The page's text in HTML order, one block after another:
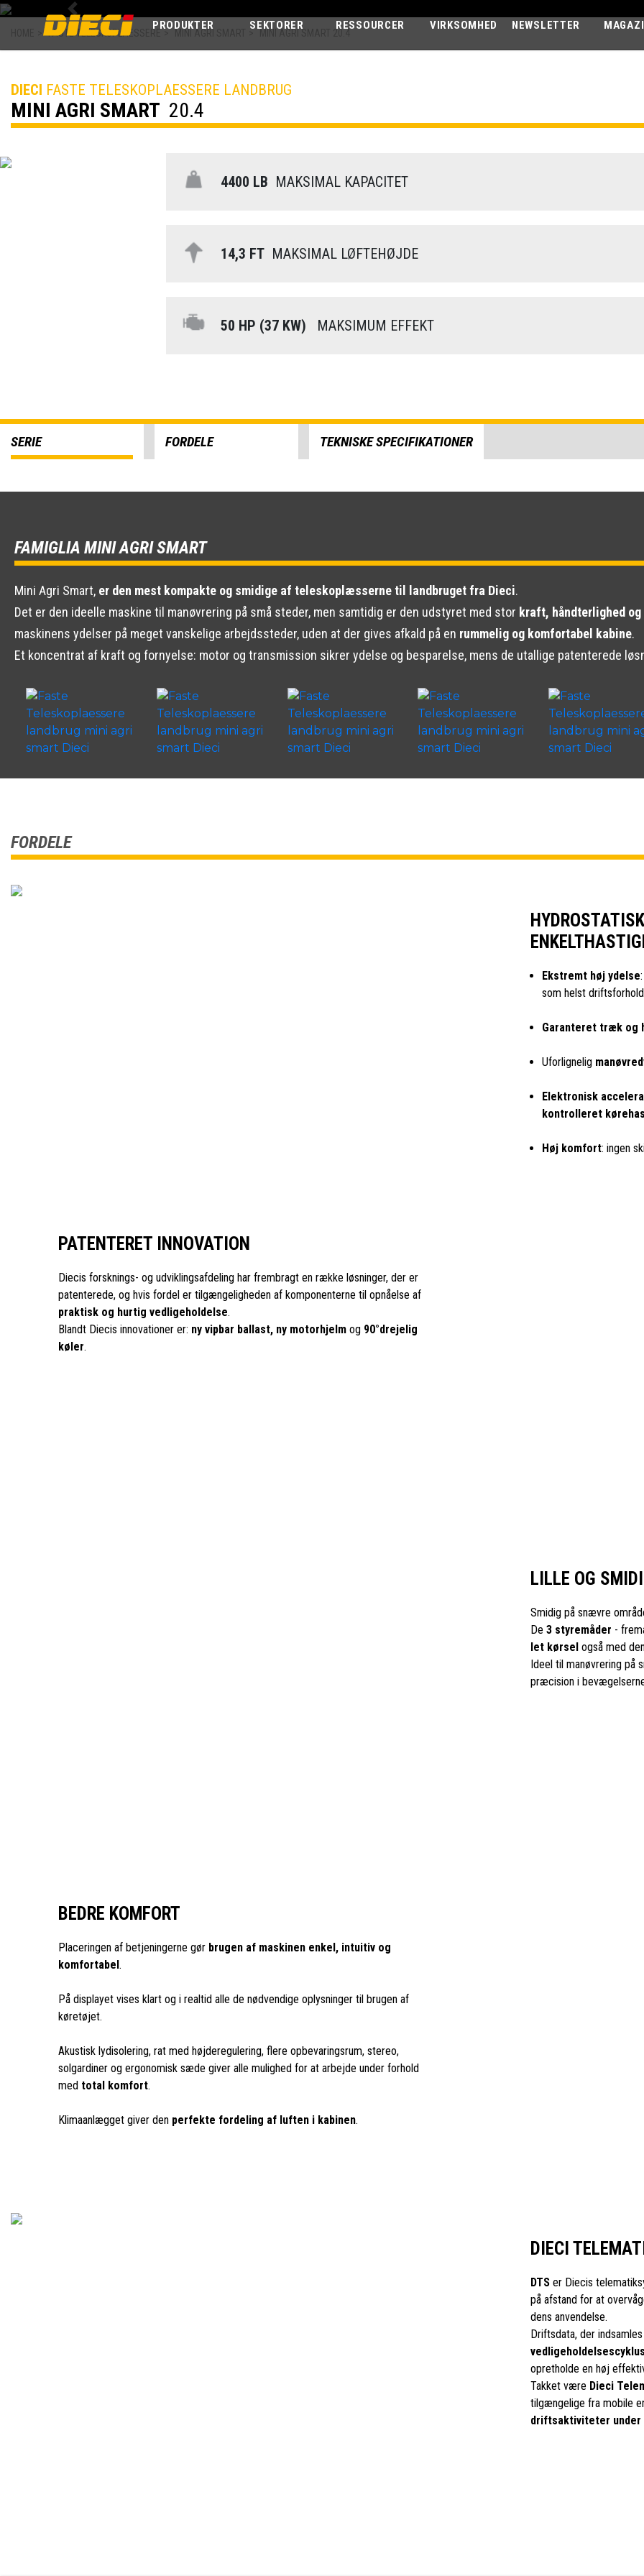
NEWSLETTER
PRODUKTER SEKTORER RESSOURCER VIRKSOMHED
Previous
MINI AGRI
FASTE TELESKOPLAESSERE
DIECI FASTE TELESKOPLAESSERE LANDBRUG
MINI AGRI SMART 20.4
4400 LB MAKSIMAL KAPACITET
14,3 FTMAKSIMAL LØFTEHØJDE
50 HP (37 KW) MAKSIMUM EFFEKT
SERIE FORDELE TEKNISKE SPECIFIKATIONER
FAMIGLIA MINI AGRI SMART
Mini Agri Smart, er den mest kompakte og smidige af teleskoplæsserne til landbruget fra Dieci.
Det er den ideelle maskine til manøvrering på små steder, men samtidig er den udstyret med stor kraft, håndterlighed
maskinens ydelser på meget vanskelige arbejdssteder, uden at der gives afkald på en rummelig og komfortabel kabine.
Et koncentrat af kraft og fornyelse: motor og transmission sikrer ydelse og besparelse, mens de utallige patenterede
FORDELE
Ekstremt høj ydelse
som helst
Garanteret træk og
Uforlignelig
Elektronisk
kontrolleret
Høj komfort: ingen
PATENTERET INNOVATION
Diecis forsknings- og udviklingsafdeling har frembragt en række løsninger, der er
patenterede, og hvis fordel er tilgængeligheden af komponenterne til opnåelse af
praktisk og hurtig vedligeholdelse.
Blandt Diecis innovationer er: ny vipbar ballast, ny motorhjelmog 90°drejelig
køler.
LILLE OG
Smidig på snævre
De 3 styremåder -
let kørselogså med
Ideel til manøvrering på
præcision i
BEDRE KOMFORT
Placeringen af betjeningerne gør brugen af maskinen enkel, intuitiv og
komfortabel.
På displayet vises klart og i realtid alle de nødvendige oplysninger til brugen af
køretøjet.
Akustisk lydisolering, rat med højderegulering, flere opbevaringsrum, stereo,
solgardiner og ergonomisk sæde giver alle mulighed for at arbejde under forhold
med total komfort.
Klimaanlægget giver den perfekte fordeling af luften i kabinen.
DIECI
DTSer Diecis
på afstand for at
dens anvendelse.
Driftsdata, der
opretholde en høj
Takket være Dieci
tilgængelige fra mobile
driftsaktiviteter under